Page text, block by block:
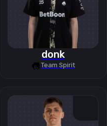
donk
Team Spirit